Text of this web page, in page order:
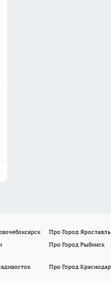
Про Город Ярославль
Про Город Рыбинск
Про Город